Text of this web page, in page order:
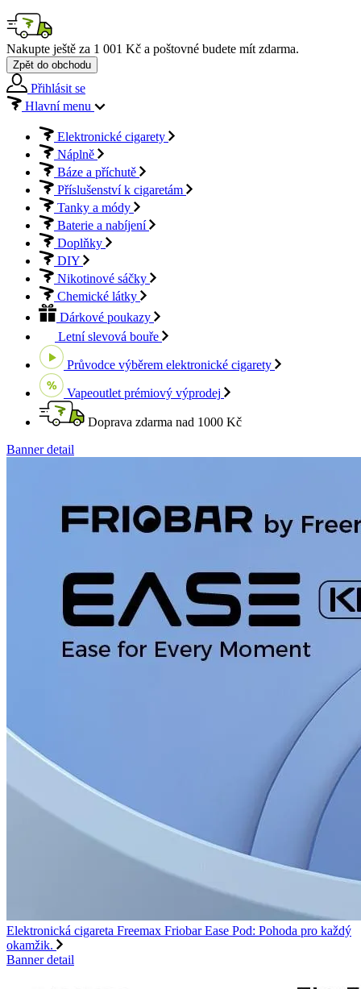
Nakupte ještě za 1 001 Kč a poštovné budete mít zdarma.
Zpět do obchodu
Přihlásit se
Hlavní menu
Elektronické cigarety
Náplně
Báze a příchutě
Příslušenství k cigaretám
Tanky a módy
Baterie a nabíjení
Doplňky
DIY
Nikotinové sáčky
Chemické látky
Dárkové poukazy
Letní slevová bouře
Průvodce výběrem elektronické cigarety
Vapeoutlet prémiový výprodej
Doprava zdarma nad 1000 Kč
Banner detail
Elektronická cigareta Freemax Friobar Ease Pod: Pohoda pro každý
okamžik.
Banner detail